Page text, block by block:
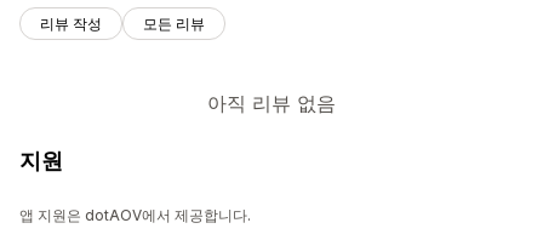
리뷰 작성 모든 리뷰
아직 리뷰 없음
지원
앱 지원은 dotAOV에서 제공합니다.